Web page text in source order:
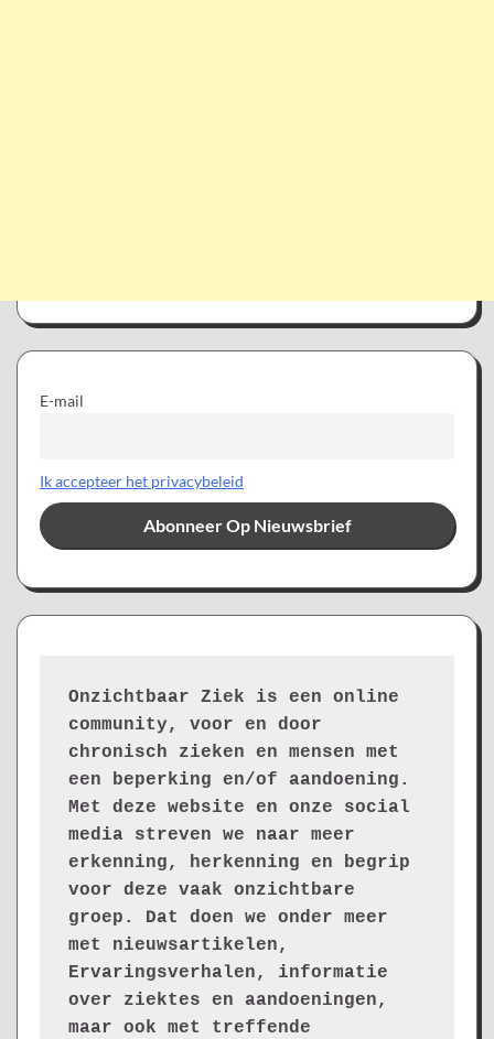
E-mail
Ik accepteer het privacybeleid
Onzichtbaar Ziek is een online
community, voor en door
chronisch zieken en mensen met
een beperking en/of aandoening.
Met deze website en onze social
media streven we naar meer
erkenning, herkenning en begrip
voor deze vaak onzichtbare
groep. Dat doen we onder meer
met nieuwsartikelen,
Ervaringsverhalen, informatie
over ziektes en aandoeningen,
maar ook met treffende